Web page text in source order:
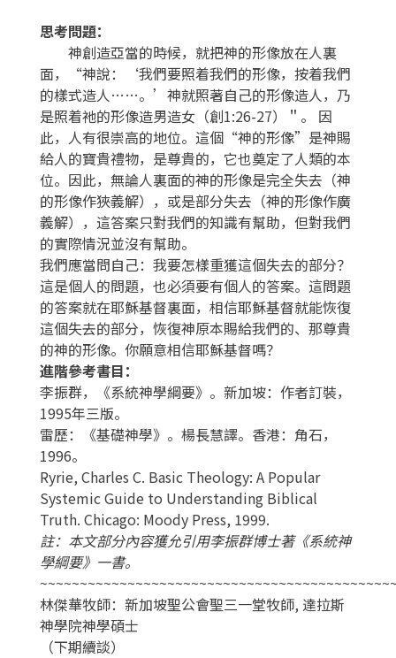
思考問題：
神創造亞當的時候，就把神的形像放在人裏
面，“神說：‘我們要照着我們的形像，按着我們
的樣式造人……。’神就照著自己的形像造人，乃
是照着祂的形像造男造女（創1:26-27）＂。 因
此，人有很崇高的地位。這個“神的形像”是神賜
給人的寶貴禮物，是尊貴的，它也奠定了人類的本
位。因此，無論人裏面的神的形像是完全失去（神
的形像作狹義解），或是部分失去（神的形像作廣
義解），這答案只對我們的知識有幫助，但對我們
的實際情況並沒有幫助。
我們應當問自己：我要怎樣重獲這個失去的部分？
這是個人的問題，也必須要有個人的答案。這問題
的答案就在耶穌基督裏面，相信耶穌基督就能恢復
這個失去的部分，恢復神原本賜給我們的、那尊貴
的神的形像。你願意相信耶穌基督嗎？
進階參考書目：
李振群，《系統神學綱要》。新加坡：作者訂裝，
1995年三版。
雷歷：《基礎神學》。楊長慧譯。香港：角石，
1996。
Ryrie, Charles C. Basic Theology: A Popular
Systemic Guide to Understanding Biblical
Truth. Chicago: Moody Press, 1999.
註：本文部分內容獲允引用李振群博士著《系統神
學綱要》一書。
林傑華牧師：新加坡聖公會聖三一堂牧師, 達拉斯
神學院神學碩士
（下期續談）